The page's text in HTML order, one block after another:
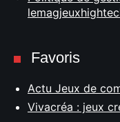
Favoris
Actu Jeux de
Vivacréa : jeux